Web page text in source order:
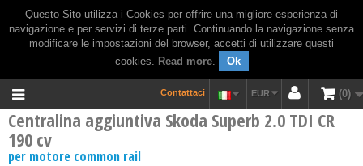
Questo Sito utilizza i Cookies per offrire una migliore esperienza di
navigazione e per servizi di terze parti. Continuando la navigazione senza
modificare le impostazioni del browser, accetti di utilizzare questi
cookies. Read more. Ok
0
EUR
Contattaci
Centralina aggiuntiva Skoda Superb 2.0 TDI CR
190 cv
per motore common rail